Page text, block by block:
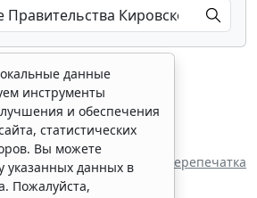
все материалы
Перепечатка
данные
инструменты
и обеспечения
статистических
Вы можете
указанных данных в
Пожалуйста,